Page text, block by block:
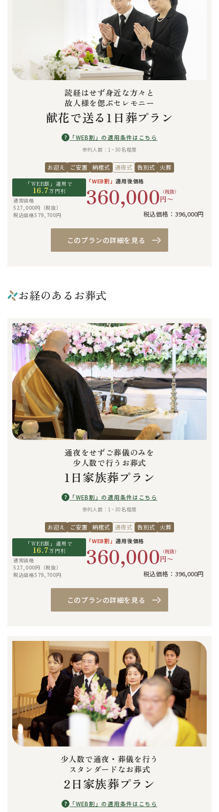
読経はせず身近な方々と
故人様を偲ぶセレモニー
献花で送る1日葬プラン
? 「WEB割」の適用条件はこちら
参列人数：1~30名程度
お迎え ご安置 納棺式 通夜式 告別式 火葬
「WEB割」適用で
16.7万円引
通常価格
527,000円（税抜）
税込価格579,700円
「WEB割」適用後価格
360,000 （税抜）
円〜
税込価格：396,000円
このプランの詳細を見る
お経のあるお葬式
通夜をせずご葬儀のみを
少人数で行うお葬式
1日家族葬プラン
? 「WEB割」の適用条件はこちら
参列人数：1~30名程度
お迎え ご安置 納棺式 通夜式 告別式 火葬
「WEB割」適用で
16.7万円引
通常価格
527,000円（税抜）
税込価格579,700円
「WEB割」適用後価格
360,000 （税抜）
円〜
税込価格：396,000円
このプランの詳細を見る
少人数で通夜・葬儀を行う
スタンダードなお葬式
2日家族葬プラン
? 「WEB割」の適用条件はこちら